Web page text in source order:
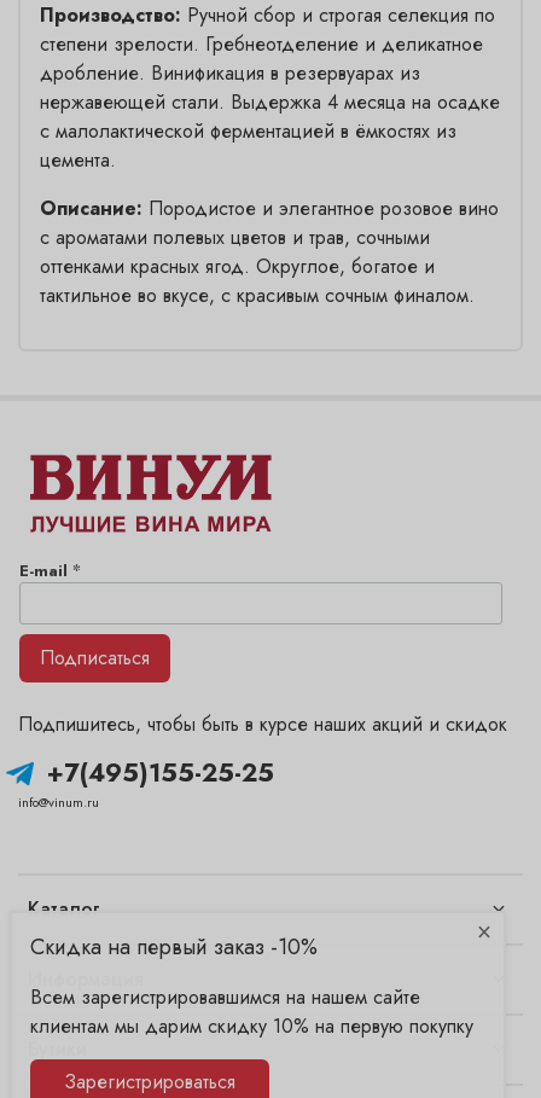
Производство: Ручной сбор и строгая селекция по
степени зрелости. Гребнеотделение и деликатное
дробление. Винификация в резервуарах из
нержавеющей стали. Выдержка 4 месяца на осадке
с малолактической ферментацией в ёмкостях из
цемента.
Описание: Породистое и элегантное розовое вино
с ароматами полевых цветов и трав, сочными
оттенками красных ягод. Округлое, богатое и
тактильное во вкусе, с красивым сочным финалом.
Каталог
+7(495)155-25-25
info@vinum.ru
Подпишитесь, чтобы быть в курсе наших акций и скидок
E-mail *
Подписаться
×
Скидка на первый заказ -10%
Всем зарегистрировавшимся на нашем сайте
клиентам мы дарим скидку 10% на первую покупку
Зарегистрироваться